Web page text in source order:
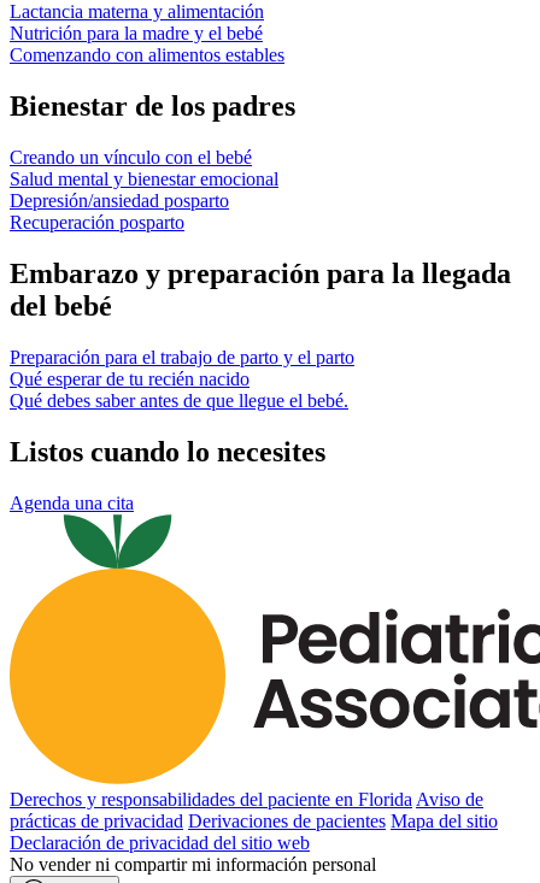
Lactancia materna y alimentación
Nutrición para la madre y el bebé
Comenzando con alimentos estables
Bienestar de los padres
Creando un vínculo con el bebé
Salud mental y bienestar emocional
Depresión/ansiedad posparto
Recuperación posparto
Embarazo y preparación para la llegada
del bebé
Preparación para el trabajo de parto y el parto
Qué esperar de tu recién nacido
Qué debes saber antes de que llegue el bebé.
Listos cuando lo necesites
Agenda una cita
Derechos y responsabilidades del paciente en Florida Aviso de
prácticas de privacidad Derivaciones de pacientes Mapa del sitio
Declaración de privacidad del sitio web
No vender ni compartir mi información personal